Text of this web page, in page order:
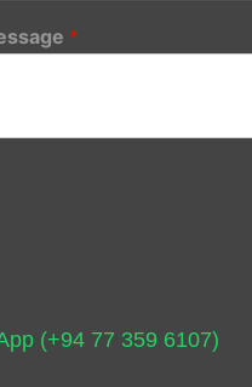
*
(+94 77 359 6107)